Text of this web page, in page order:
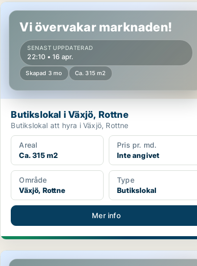
Butikslokal i Växjö, Rottne
Vi övervakar marknaden!
SENAST UPPDATERAD
22:10 • 16 apr.
Skapad 3 mo Ca. 315 m2
Butikslokal i Växjö, Rottne
Butikslokal att hyra i Växjö, Rottne
Areal
Ca. 315 m2
Pris pr. md.
Inte angivet
Område
Växjö, Rottne
Type
Butikslokal
Mer info
Butikslokal i Växjö